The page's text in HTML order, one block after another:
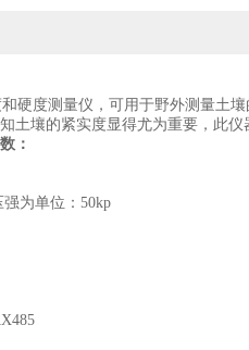
硬度测量仪，可用于野外测量土
土壤的紧实度显得尤为重要，此仪
：
为单位：50kp